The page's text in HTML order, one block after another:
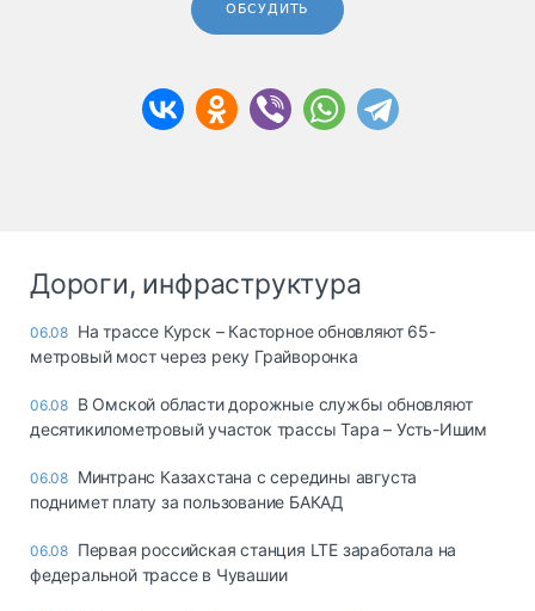
ОБСУДИТЬ
Дороги, инфраструктура
06.08 На трассе Курск – Касторное обновляют 65-
метровый мост через реку Грайворонка
06.08 В Омской области дорожные службы обновляют
десятикилометровый участок трассы Тара – Усть-Ишим
06.08 Минтранс Казахстана с середины августа
поднимет плату за пользование БАКАД
06.08 Первая российская станция LTE заработала на
федеральной трассе в Чувашии